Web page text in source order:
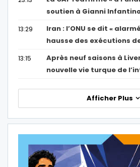
soutien à Gianni
13:29
Iran : l’ONU se dit «
hausse des exécutions
13:15
Après neuf saisons à
nouvelle vie turque de
Afficher Plus